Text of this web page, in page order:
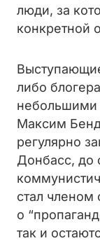
люди, за
конкретной
либо
небольшими
Максим
регулярно
Донбасс, до
стал
о
так и